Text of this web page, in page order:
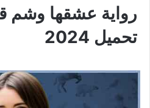
تحميل 2024